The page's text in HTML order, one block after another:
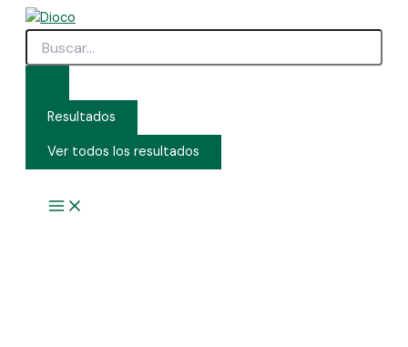
contenido
Search
...
Resultados
Ver todos los resultados